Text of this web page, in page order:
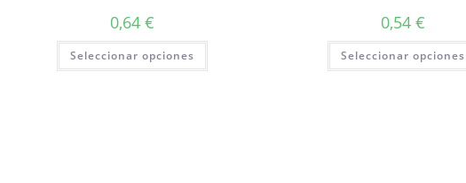
0,64 €
Seleccionar opciones
0,54 €
Seleccionar opciones